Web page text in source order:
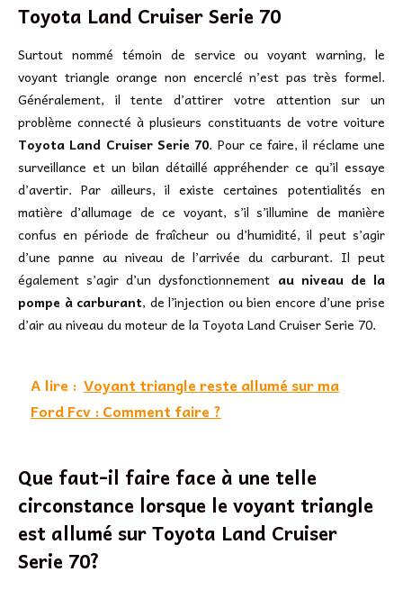
Toyota Land Cruiser Serie 70
Surtout nommé témoin de service ou voyant warning, le
voyant triangle orange non encerclé n’est pas très formel.
Généralement, il tente d’attirer votre attention sur un
problème connecté à plusieurs constituants de votre voiture
Toyota Land Cruiser Serie 70. Pour ce faire, il réclame une
surveillance et un bilan détaillé appréhender ce qu’il essaye
d’avertir. Par ailleurs, il existe certaines potentialités en
matière d’allumage de ce voyant, s’il s’illumine de manière
confus en période de fraîcheur ou d’humidité, il peut s’agir
d’une panne au niveau de l’arrivée du carburant. Il peut
également s’agir d’un dysfonctionnement au niveau de la
pompe à carburant, de l’injection ou bien encore d’une prise
d’air au niveau du moteur de la Toyota Land Cruiser Serie 70.
A lire : Voyant triangle reste allumé sur ma
Ford Fcv : Comment faire ?
Que faut-il faire face à une telle
circonstance lorsque le voyant triangle
est allumé sur Toyota Land Cruiser
Serie 70?